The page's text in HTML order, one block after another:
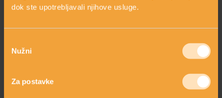
dok ste upotrebljavali njihove usluge.
pristanka
Nužni
Za postavke
DODAJ shopping_cart